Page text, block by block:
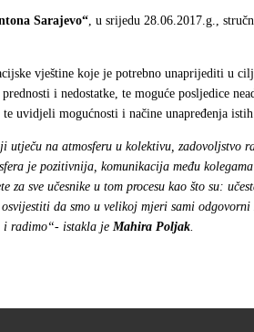
Sarajevo“ , u srijedu 28.06.2017.g.,
vještine koje je potrebno unaprijediti u
i nedostatke, te moguće posljedice
uvidjeli mogućnosti i načine unapređenja istih.
na atmosferu u kolektivu, zadovoljstvo
je pozitivnija, komunikacija među
sve učesnike u tom procesu kao što su:
da smo u velikoj mjeri sami
i radimo“- istakla je Mahira Poljak